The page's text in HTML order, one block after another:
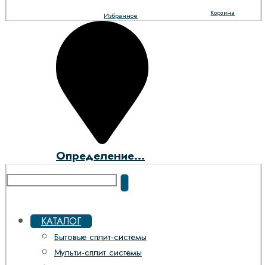
Корзина
Избранное
Определение...
КАТАЛОГ
Бытовые сплит-системы
Мульти-сплит системы